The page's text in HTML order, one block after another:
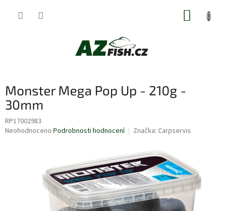
Monster Mega Pop Up - 210g -
30mm
RP17002983
Průměrné
Neohodnoceno Podrobnosti hodnocení Značka: Carpservis